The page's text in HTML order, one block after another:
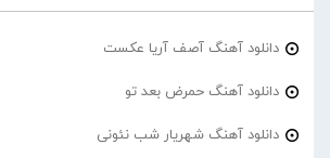
دانلود آهنگ آصف آریا عکست
دانلود آهنگ حمرض بعد تو
دانلود آهنگ شهریار شب نئونی